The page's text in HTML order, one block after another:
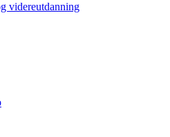
videreutdanning